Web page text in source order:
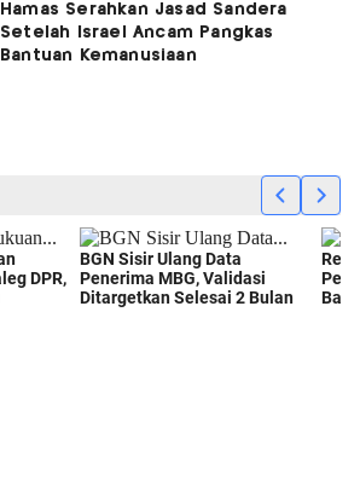
Hamas Serahkan Jasad Sandera
Setelah Israel Ancam Pangkas
Bantuan Kemanusiaan